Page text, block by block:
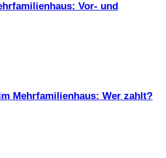
Vor- und
Mehrfamilienhaus: Wer zahlt?